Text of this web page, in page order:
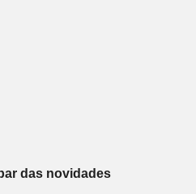
das novidades